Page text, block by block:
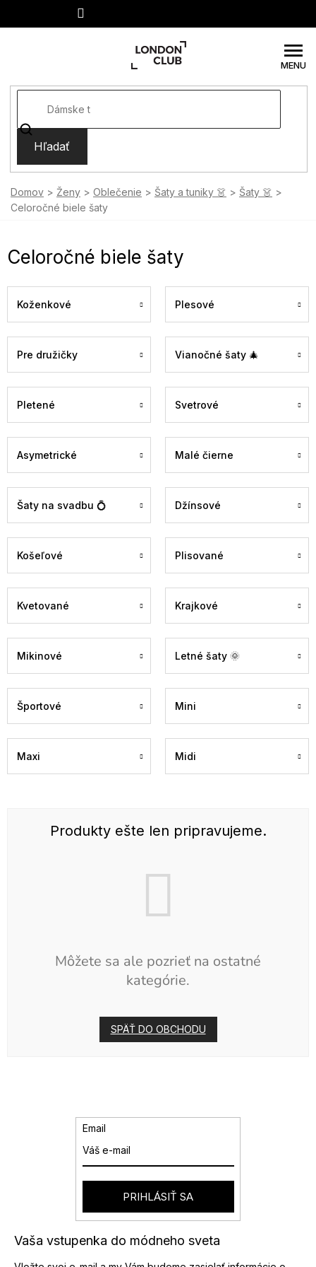
Hľadať
Domov Ženy Oblečenie Šaty a tuniky 👗
Šaty 👗
Celoročné biele šaty
Celoročné biele šaty
Koženkové Plesové
Pre družičky Vianočné šaty 🎄
Pletené Svetrové
Asymetrické Malé čierne
Šaty na svadbu 💍 Džínsové
Košeľové Plisované
Kvetované Krajkové
Mikinové Letné šaty 🌞
Športové Mini
Maxi Midi
Produkty ešte len pripravujeme.
Môžete sa ale pozrieť na ostatné
kategórie.
SPÄŤ DO OBCHODU
Vaša vstupenka do módneho sveta
Email
PRIHLÁSIŤ SA